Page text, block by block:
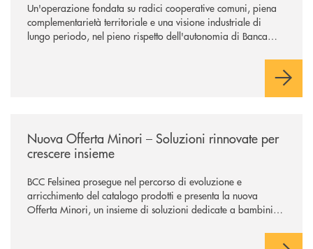
Un'operazione fondata su radici cooperative comuni, piena
complementarietà territoriale e una visione industriale di
lungo periodo, nel pieno rispetto dell'autonomia di Banca
negoziazione esclusiva per la finalizzazione dell’operazione.
Nuova Offerta Minori – Soluzioni rinnovate per
crescere insieme
BCC Felsinea prosegue nel percorso di evoluzione e
arricchimento del catalogo prodotti e presenta la nuova
Offerta Minori, un insieme di soluzioni dedicate a bambini e
sviluppo di una relazione consapevole con il denaro, sempre